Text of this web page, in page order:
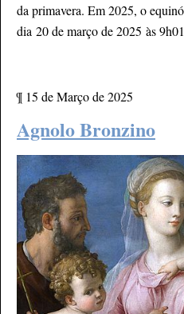
da primavera. Em 2025, o
dia 20 de março de 2025 às
¶ 15 de Março de 2025
Agnolo Bronzino